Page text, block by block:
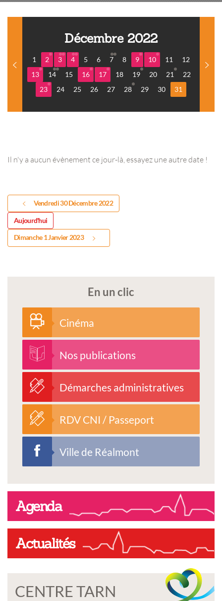
Décembre 2022
1 2 3 4 5 6 7 8 9 10 11
12
13
14 15 16 17 18 19 20 21
22
23
24 25 26 27 28 29 30 31
Il n'y a aucun évènement ce jour-là, essayez une autre date !
Vendredi 30 Décembre 2022
Aujourd'hui
Dimanche 1 Janvier 2023
En un clic
Cinéma
Nos publications
Démarches administratives
RDV CNI / Passeport
Ville de Réalmont
Agenda
Actualités
CENTRE TARN